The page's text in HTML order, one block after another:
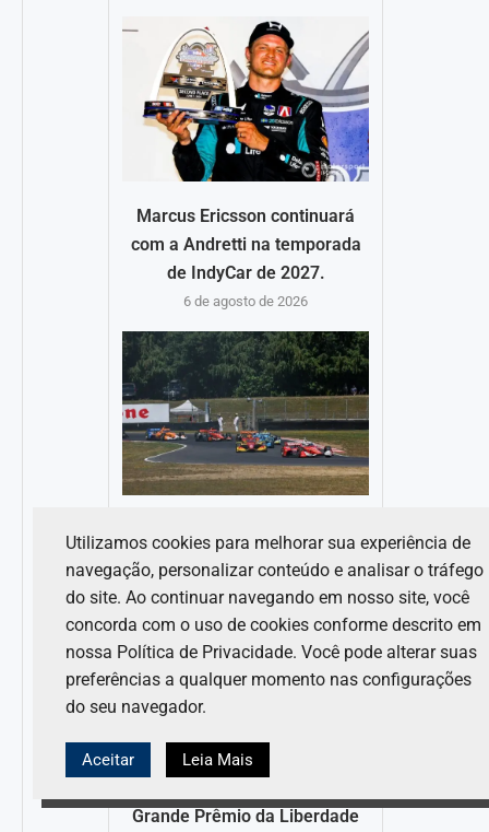
Marcus Ericsson continuará
com a Andretti na temporada
de IndyCar de 2027.
6 de agosto de 2026
semana, horário de início, TV
6 de agosto de 2026
Grande Prêmio da Liberdade
Utilizamos cookies para melhorar sua experiência de
navegação, personalizar conteúdo e analisar o tráfego
do site. Ao continuar navegando em nosso site, você
concorda com o uso de cookies conforme descrito em
nossa Política de Privacidade. Você pode alterar suas
preferências a qualquer momento nas configurações
do seu navegador.
Aceitar Leia Mais